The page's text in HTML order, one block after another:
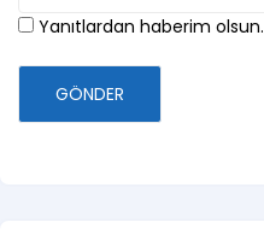
Yanıtlardan haberim olsun.
GÖNDER